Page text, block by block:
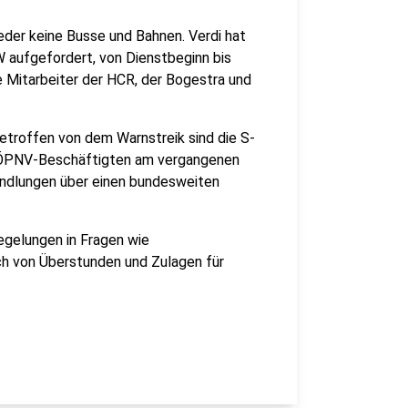
keine Busse und Bahnen. Verdi hat
aufgefordert, von Dienstbeginn bis
der HCR, der Bogestra und
von dem Warnstreik sind die S-
Beschäftigten am vergangenen
über einen bundesweiten
in Fragen wie
von Überstunden und Zulagen für